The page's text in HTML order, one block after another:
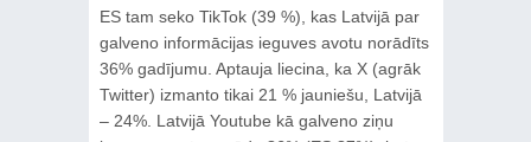
ES tam seko TikTok (39 %), kas Latvijā par
galveno informācijas ieguves avotu norādīts
36% gadījumu. Aptauja liecina, ka X (agrāk
Twitter) izmanto tikai 21 % jauniešu, Latvijā
– 24%. Latvijā Youtube kā galveno ziņu